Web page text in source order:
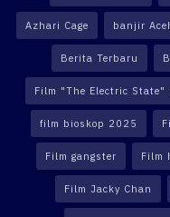
Azhari Cage banjir
Berita Terbaru
Film "The Electric State"
film bioskop 2025
Film gangster Film
Film Jacky Chan